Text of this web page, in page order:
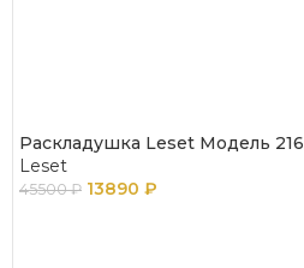
Раскладушка Leset Модель 216
Leset
45500₽ 13890 ₽